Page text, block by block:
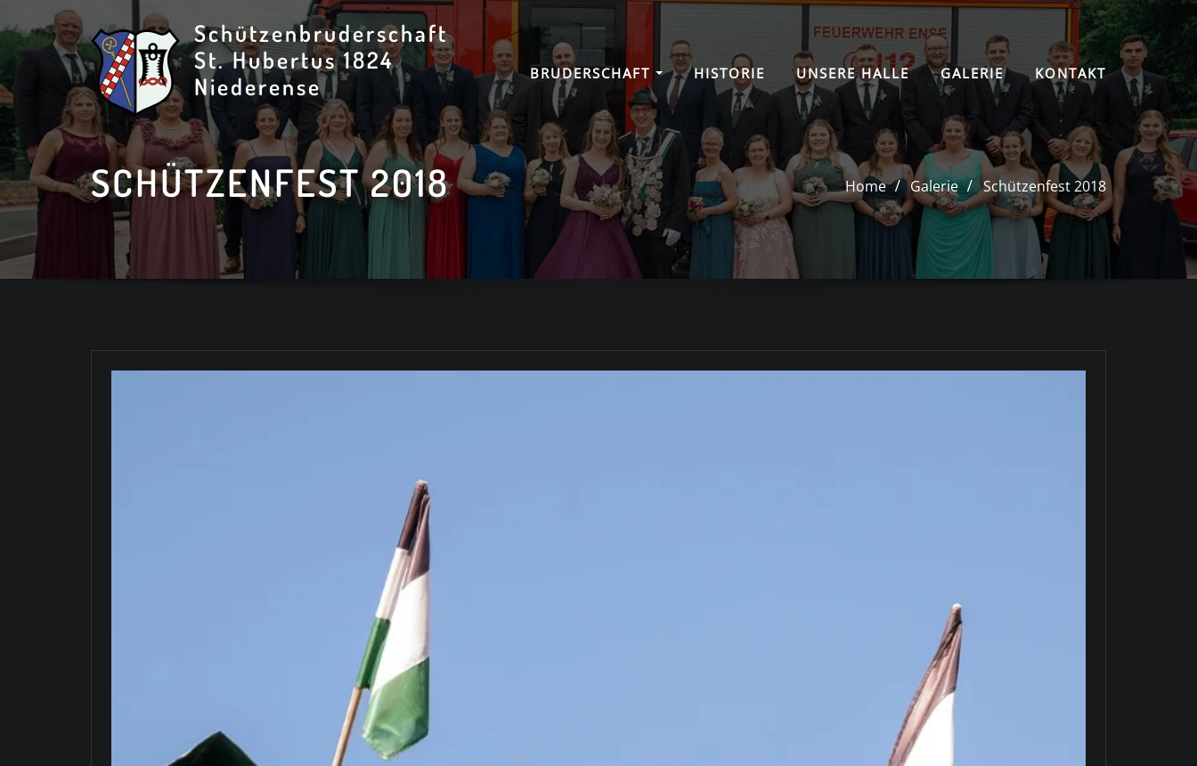
to
content
Schützenbruderschaft
St. Hubertus 1824
Niederense
BRUDERSCHAFT HISTORIE UNSERE HALLE GALERIE KONTAKT
SCHÜTZENFEST 2018 Home Galerie Schützenfest 2018